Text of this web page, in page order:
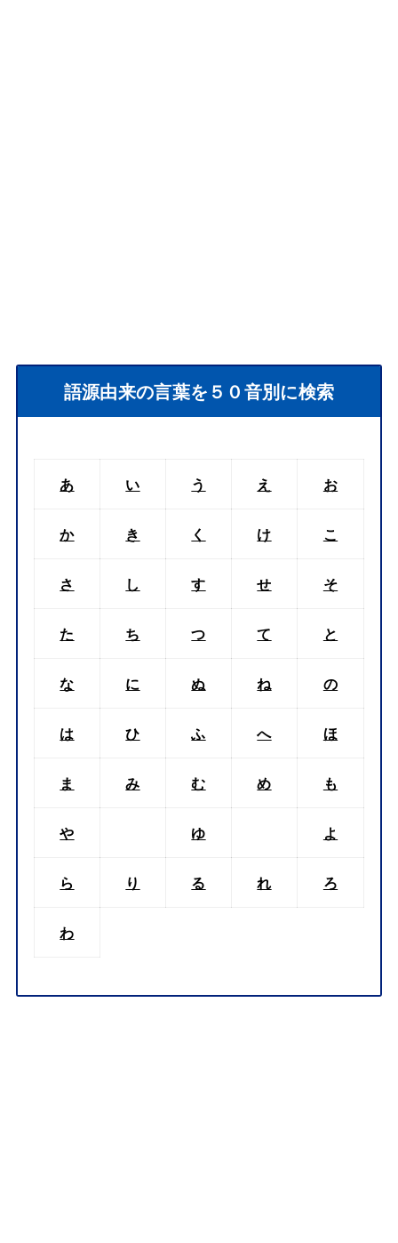
語源由来の言葉を５０音別に検索
あ い う え お
か き く け こ
さ し す せ そ
た ち つ て と
な に ぬ ね の
は ひ ふ へ ほ
ま み む め も
や ゆ よ
ら り る れ ろ
わ